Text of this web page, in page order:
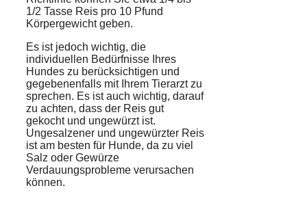
1/2 Tasse Reis pro 10 Pfund
Körpergewicht geben.
Es ist jedoch wichtig, die
individuellen Bedürfnisse Ihres
Hundes zu berücksichtigen und
gegebenenfalls mit Ihrem Tierarztzu
sprechen. Es ist auch wichtig, darauf
zu achten, dass der Reis gut
gekocht und ungewürzt ist.
Ungesalzener und ungewürzter Reis
ist am besten für Hunde, da zu viel
Salz oder Gewürze
Verdauungsprobleme verursachen
können.